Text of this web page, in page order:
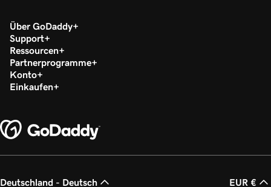
Über GoDaddy
Support
Ressourcen
Partnerprogramme
Konto
Einkaufen
Deutschland - Deutsch EUR €